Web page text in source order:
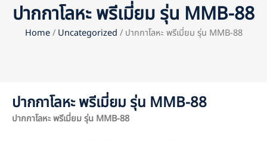
ปากกาโลหะ พรีเมี่ยม รุ่น MMB-88
Home/ Uncategorized / ปากกาโลหะ พรีเมี่ยม รุ่น MMB-88
ปากกาโลหะ พรีเมี่ยม รุ่น MMB-88
ปากกาโลหะ พรีเมี่ยมรุ่น MMB-88